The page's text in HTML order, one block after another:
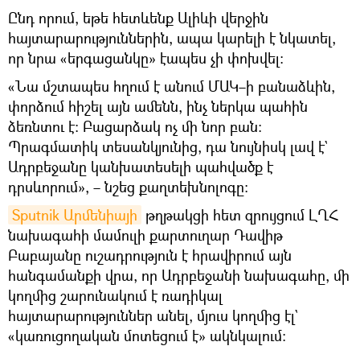
Ընդ որում, եթե հետևենք Ալիևի վերջին
հայտարարություններին, ապա կարելի է նկատել,
որ նրա «երգացանկը» էապես չի փոխվել։
«Նա մշտապես հղում է անում ՄԱԿ–ի բանաձևին,
փորձում հիշել այն ամենն, ինչ ներկա պահին
ձեռնտու է։ Բացարձակ ոչ մի նոր բան։
Պրագմատիկ տեսանկյունից, դա նույնիսկ լավ է`
Ադրբեջանը կանխատեսելի պահվածք է
դրսևորում», – նշեց քաղտեխնոլոգը։
Sputnik Արմենիայի թղթակցի հետ զրույցում ԼՂՀ
նախագահի մամուլի քարտուղար Դավիթ
Բաբայանը ուշադրություն է հրավիրում այն
հանգամանքի վրա, որ Ադրբեջանի նախագահը, մի
կողմից շարունակում է ռադիկալ
հայտարարություններ անել, մյուս կողմից էլ`
«կառուցողական մոտեցում է» ակնկալում։